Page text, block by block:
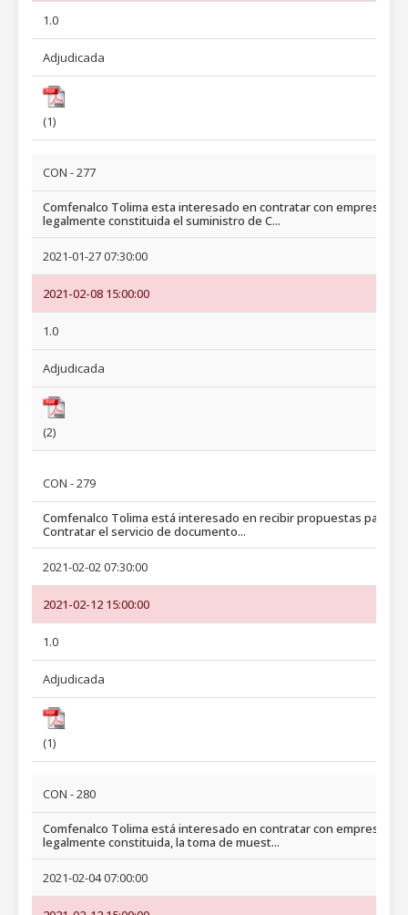
1.0
Adjudicada
(1)
CON - 277
Comfenalco Tolima esta interesado en contratar con empresa
legalmente constituida el suministro de C...
2021-01-27 07:30:00
2021-02-08 15:00:00
1.0
Adjudicada
(2)
CON - 279
Comfenalco Tolima está interesado en recibir propuestas para: 1)
Contratar el servicio de documento...
2021-02-02 07:30:00
2021-02-12 15:00:00
1.0
Adjudicada
(1)
CON - 280
Comfenalco Tolima está interesado en contratar con empresa
legalmente constituida, la toma de muest...
2021-02-04 07:00:00